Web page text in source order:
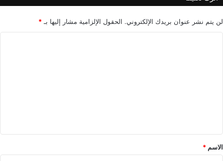
لن يتم نشر عنوان بريدك الإلكتروني. الحقول الإلزامية مشار إليها بـ *
*
الاسم *